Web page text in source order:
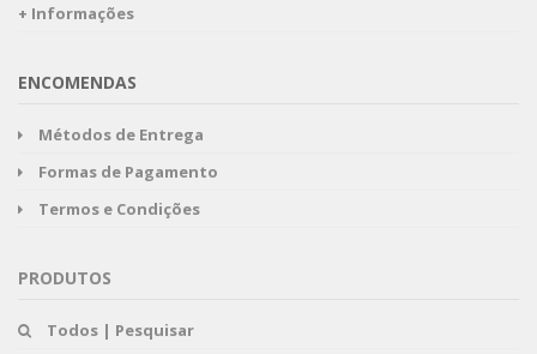
+ Informações
ENCOMENDAS
Métodos de Entrega
Formas de Pagamento
Termos e Condições
PRODUTOS
Todos | Pesquisar